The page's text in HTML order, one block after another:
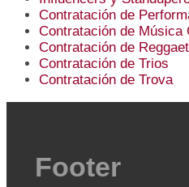
Contratación de
Contratación de Música
Contratación de
Contratación de Trios
Contratación de Trova
Footer